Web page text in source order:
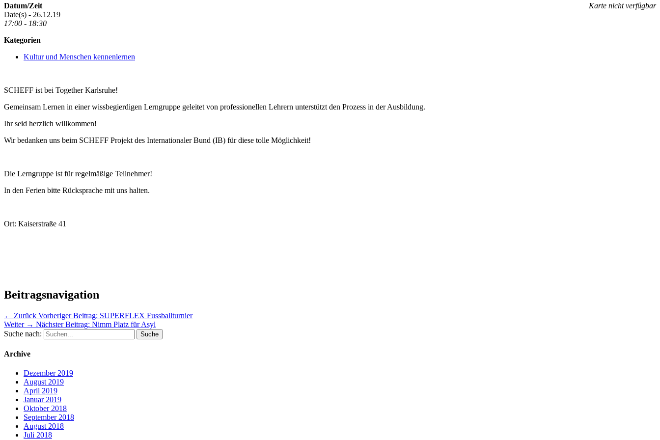
Karte nicht verfügbar
Datum/Zeit
Date(s) - 26.12.19
17:00 - 18:30
Kategorien
Kultur und Menschen kennenlernen
SCHEFF ist bei Together Karlsruhe!
Gemeinsam Lernen in einer wissbegierdigen Lerngruppe geleitet von professionellen Lehrern unterstützt den Prozess in der Ausbildung.
Ihr seid herzlich willkommen!
Wir bedanken uns beim SCHEFF Projekt des Internationaler Bund (IB) für diese tolle Möglichkeit!
Die Lerngruppe ist für regelmäßige Teilnehmer!
In den Ferien bitte Rücksprache mit uns halten.
Ort: Kaiserstraße 41
Beitragsnavigation
← Zurück Vorheriger Beitrag: SUPERFLEX Fussballturnier
Weiter → Nächster Beitrag: Nimm Platz für Asyl
Suche nach:
Archive
Dezember 2019
August 2019
April 2019
Januar 2019
Oktober 2018
September 2018
August 2018
Juli 2018